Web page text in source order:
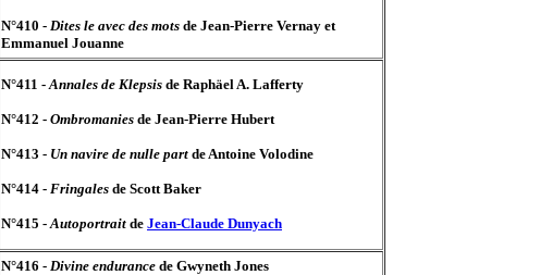
N°410 - Dites le avec des mots de Jean-Pierre Vernay et
Emmanuel Jouanne
N°411 -Annales de Klepsis de Raphäel A. Lafferty
N°412 - Ombromanies de Jean-Pierre Hubert
N°413 - Un navire de nulle part de Antoine Volodine
N°414 - Fringales de Scott Baker
N°415 -Autoportrait de Jean-Claude Dunyach
N°416 - Divine endurance de Gwyneth Jones